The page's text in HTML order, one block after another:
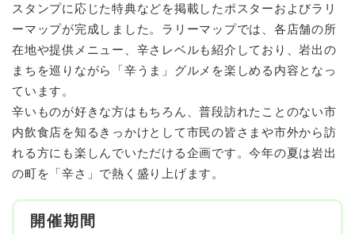
スタンプに応じた特典などを掲載したポスターおよびラリ
ーマップが完成しました。ラリーマップでは、各店舗の所
在地や提供メニュー、辛さレベルも紹介しており、岩出の
まちを巡りながら「辛うま」グルメを楽しめる内容となっ
ています。
辛いものが好きな方はもちろん、普段訪れたことのない市
内飲食店を知るきっかけとして市民の皆さまや市外から訪
れる方にも楽しんでいただける企画です。今年の夏は岩出
の町を「辛さ」で熱く盛り上げます。
開催期間